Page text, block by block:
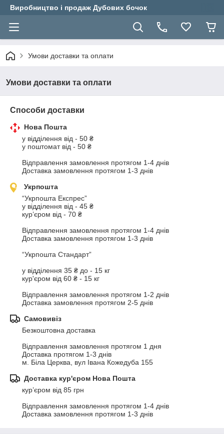
Виробництво і продаж Дубових бочок
Умови доставки та оплати
Умови доставки та оплати
Способи доставки
Нова Пошта
у відділення від - 50 ₴
у поштомат від - 50 ₴
Відправлення замовлення протягом 1-4 днів
Доставка замовлення протягом 1-3 днів
Укрпошта
“Укрпошта Експрес”
у відділення від - 45 ₴
кур’єром від - 70 ₴
Відправлення замовлення протягом 1-4 днів
Доставка замовлення протягом 1-3 днів
“Укрпошта Стандарт”
у відділення 35 ₴ до - 15 кг
кур'єром від 60 ₴ - 15 кг
Відправлення замовлення протягом 1-2 днів
Доставка замовлення протягом 2-5 днів
Самовивіз
Безкоштовна доставка
Відправлення замовлення протягом 1 дня
Доставка протягом 1-3 днів
м. Біла Церква, вул Івана Кожедуба 155
Доставка кур'єром Нова Пошта
кур’єром від 85 грн
Відправлення замовлення протягом 1-4 днів
Доставка замовлення протягом 1-3 днів